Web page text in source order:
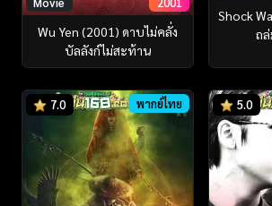
Wu Yen (2001) ดาบไม่คลั่ง
บัลลังก์ไม่สะท้าน
Shock
ถล่
7.0 พากย์ไทย 5.0